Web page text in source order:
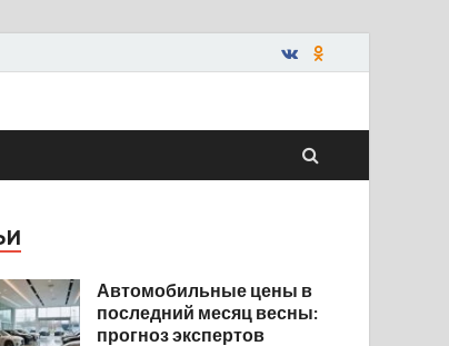
Автомобильные цены в
последний месяц весны:
прогноз экспертов